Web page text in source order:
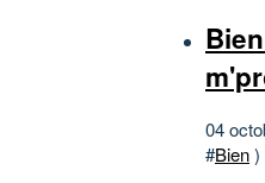
04
#Bien)